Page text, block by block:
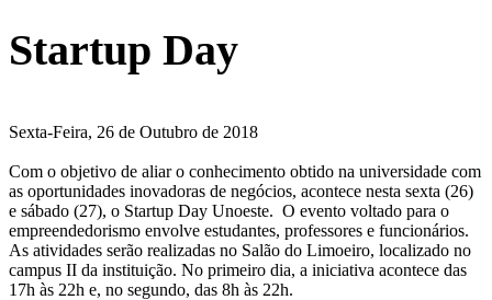
Startup Day
Sexta-Feira, 26 de Outubro de 2018
Com o objetivo de aliar o conhecimento obtido na universidade com
as oportunidades inovadoras de negócios, acontece nesta sexta (26)
e sábado (27), o Startup Day Unoeste. O evento voltado para o
empreendedorismo envolve estudantes, professores e funcionários.
As atividades serão realizadas no Salão do Limoeiro, localizado no
campus II da instituição. No primeiro dia, a iniciativa acontece das
17h às 22h e, no segundo, das 8h às 22h.